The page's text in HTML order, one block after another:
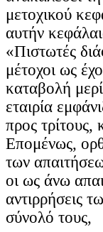
μετοχικού
αυτήν
«Πιστωτές
μέτοχοι ως
καταβολή
εταιρία
προς τρίτους,
Επομένως,
των
οι ως άνω
αντιρρήσεις
σύνολό τους,